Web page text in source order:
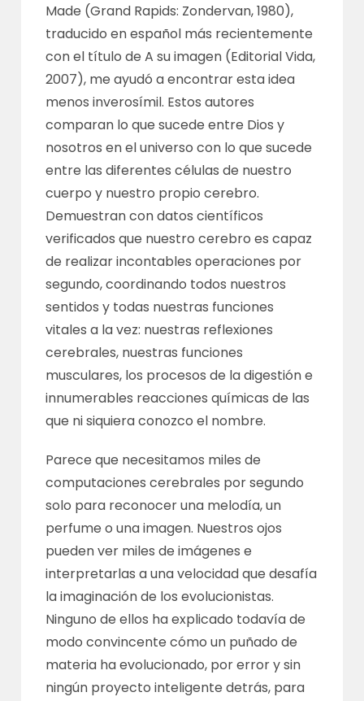
Made (Grand Rapids: Zondervan, 1980),
traducido en español más recientemente
con el título de A su imagen (Editorial Vida,
2007), me ayudó a encontrar esta idea
menos inverosímil. Estos autores
comparan lo que sucede entre Dios y
nosotros en el universo con lo que sucede
entre las diferentes células de nuestro
cuerpo y nuestro propio cerebro.
Demuestran con datos científicos
verificados que nuestro cerebro es capaz
de realizar incontables operaciones por
segundo, coordinando todos nuestros
sentidos y todas nuestras funciones
vitales a la vez: nuestras reflexiones
cerebrales, nuestras funciones
musculares, los procesos de la digestión e
innumerables reacciones químicas de las
que ni siquiera conozco el nombre.
Parece que necesitamos miles de
computaciones cerebrales por segundo
solo para reconocer una melodía, un
perfume o una imagen. Nuestros ojos
pueden ver miles de imágenes e
interpretarlas a una velocidad que desafía
la imaginación de los evolucionistas.
Ninguno de ellos ha explicado todavía de
modo convincente cómo un puñado de
materia ha evolucionado, por error y sin
ningún proyecto inteligente detrás, para